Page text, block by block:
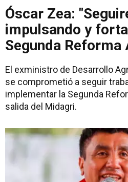
Óscar Zea:
impulsando y
Segunda Reforma
El exministro de Desarrollo
se comprometió a seguir
implementar la Segunda
salida del Midagri.